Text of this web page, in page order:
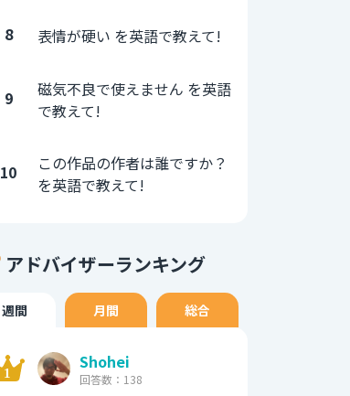
8 表情が硬い を英語で教えて!
9
磁気不良で使えません を英語
で教えて!
10
この作品の作者は誰ですか？
を英語で教えて!
アドバイザーランキング
週間 月間 総合
Shohei
回答数：138